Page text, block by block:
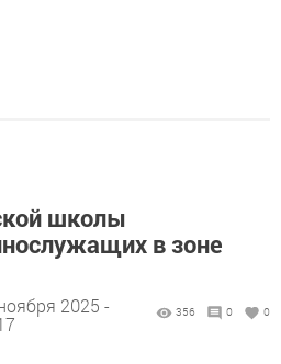
школы
в зоне
2025 -
356 0 0